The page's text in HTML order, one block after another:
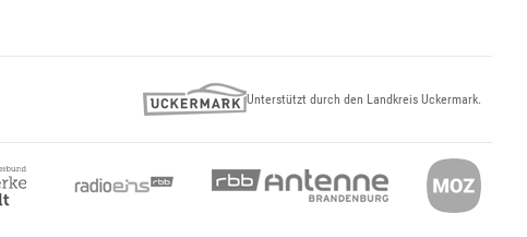
Unterstützt durch den Landkreis Uckermark.